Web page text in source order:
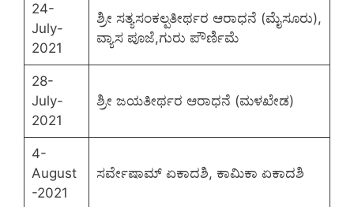
24-
July-
2021
ಶ್ರೀ ಸತ್ಯಸಂಕಲ್ಪತೀರ್ಥರ ಆರಾಧನೆ (ಮೈಸೂರು),
ವ್ಯಾಸ ಪೂಜೆ,ಗುರು ಪೌರ್ಣಿಮೆ
28-
July-
2021
ಶ್ರೀ ಜಯತೀರ್ಥರ ಆರಾಧನೆ (ಮಳಖೇಡ)
4-
August
-2021
ಸರ್ವೇಷಾಮ್ ಏಕಾದಶಿ, ಕಾಮಿಕಾ ಏಕಾದಶಿ